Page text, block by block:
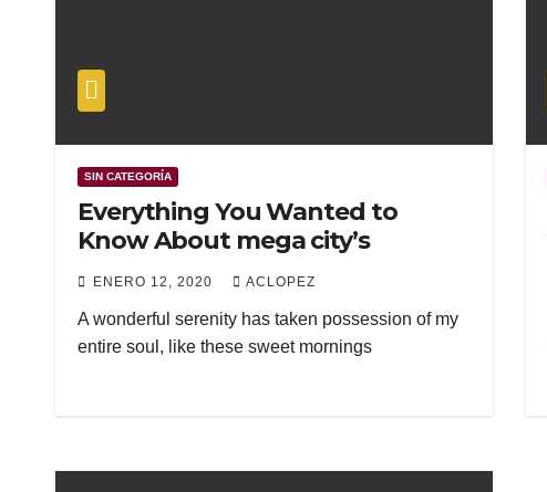
SIN CATEGORÍA
Everything You Wanted to
Know About mega city’s
ENERO 12, 2020 ACLOPEZ
A wonderful serenity has taken possession of my
entire soul, like these sweet mornings